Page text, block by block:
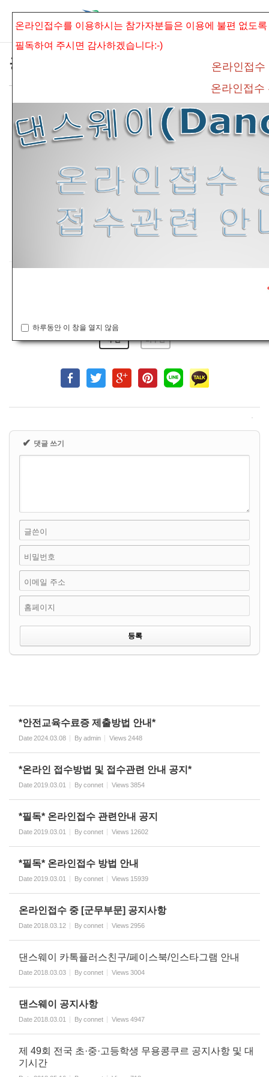
공지사항
*제12회 서동춤 전국제전 수상결과 입니다*
connet 조회 수754 추천 수 0 댓글
게시용심사표(PDP파일).pdf
0
추천 비추천
✔ 댓글 쓰기
글쓴이
비밀번호
이메일 주소
홈페이지
*안전교육수료증 제출방법 안내*
Date2024.03.08 Byadmin Views 2448
*온라인 접수방법 및 접수관련 안내 공지*
Date2019.03.01 Byconnet Views 3854
*필독* 온라인접수 관련안내 공지
Date2019.03.01 Byconnet Views 12602
*필독* 온라인접수 방법 안내
Date2019.03.01 Byconnet Views 15939
온라인접수 중 [군무부문] 공지사항
Date2018.03.12 Byconnet Views 2956
댄스웨이 카톡플러스친구/페이스북/인스타그램 안내
Date2018.03.03 Byconnet Views 3004
댄스웨이 공지사항
Date2018.03.01 Byconnet Views 4947
제 49회 전국 초·중·고등학생 무용콩쿠르 공지사항 및 대
기시간
온라인접수를 이용하시는 참가자분들은 이용에 불편 없도록
필독하여 주시면 감사하겠습니다:-)
온라인접수
온라인접
하루동안 이 창을 열지 않음
Sketchbook5, 스케치북5
Sketchbook5, 스케치북5